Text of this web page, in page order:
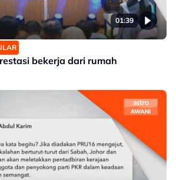
01:39
bekerja dari rumah